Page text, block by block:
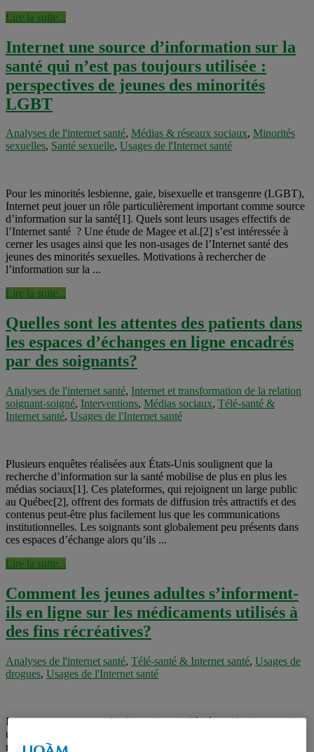
Lire la suite...
Internet une source d’information sur la
santé qui n’est pas toujours utilisée :
perspectives de jeunes des minorités
LGBT
Analyses de l'internet santé, Médias & réseaux sociaux, Minorités
sexuelles, Santé sexuelle, Usages de l'Internet santé
Pour les minorités lesbienne, gaie, bisexuelle et transgenre (LGBT),
Internet peut jouer un rôle particulièrement important comme source
d’information sur la santé[1]. Quels sont leurs usages effectifs de
l’Internet santé ? Une étude de Magee et al.[2] s’est intéressée à
cerner les usages ainsi que les non-usages de l’Internet santé des
jeunes des minorités sexuelles. Motivations à rechercher de
l’information sur la ...
Lire la suite...
Quelles sont les attentes des patients dans
les espaces d’échanges en ligne encadrés
par des soignants?
Analyses de l'internet santé, Internet et transformation de la relation
soignant-soigné, Interventions, Médias sociaux, Télé-santé &
Internet santé, Usages de l'Internet santé
Plusieurs enquêtes réalisées aux États-Unis soulignent que la
recherche d’information sur la santé mobilise de plus en plus les
médias sociaux[1]. Ces plateformes, qui rejoignent un large public
au Québec[2], offrent des formats de diffusion très attractifs et des
contenus peut-être plus facilement lus que les communications
institutionnelles. Les soignants sont globalement peu présents dans
ces espaces d’échange alors qu’ils ...
Lire la suite...
Comment les jeunes adultes s’informent-
ils en ligne sur les médicaments utilisés à
des fins récréatives?
Analyses de l'internet santé, Télé-santé & Internet santé, Usages de
drogues, Usages de l'Internet santé
Internet est une source d’information privilégiée par les jeunes qui
utilisent des médicaments hors du cadre médical, à des fins de
recherche de sensations ou d’amélioration de la performance